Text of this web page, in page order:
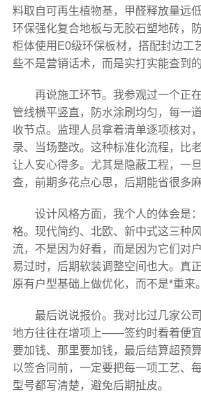
料取自可再生植物基，甲醛释放量远
环保强化复合地板与无胶石塑地砖，
柜体使用E0级环保板材，搭配封边工
些不是营销话术，而是实打实能查到的
再说施工环节。我参观过一个正
管线横平竖直，防水涂刷均匀，每一
收节点。监理人员拿着清单逐项核对
录、当场整改。这种标准化流程，比
让人安心得多。尤其是隐蔽工程，一
查，前期多花点心思，后期能省很多麻
设计风格方面，我个人的体会是
格。现代简约、北欧、新中式这三种
流，不是因为好看，而是因为它们对
易过时，后期软装调整空间也大。真
原有户型基础上做优化，而不是*重来。
最后说说报价。我对比过几家公
地方往往在增项上——签约时看着便
要加钱、那里要加钱，最后结算超预
以签合同前，一定要把每一项工艺、
型号都写清楚，避免后期扯皮。